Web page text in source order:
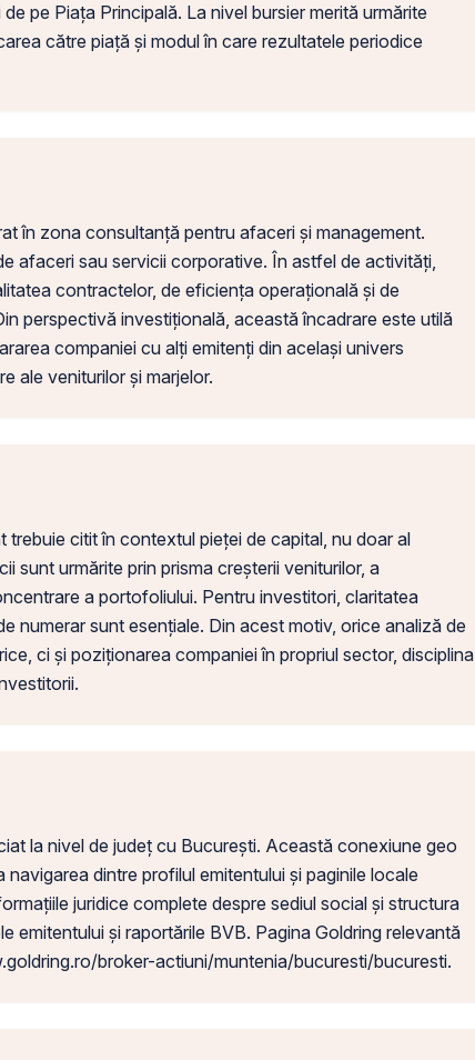
pe Piața Principală. La nivel bursier merită urmărite
către piață și modul în care rezultatele periodice
în zona consultanță pentru afaceri și management.
afaceri sau servicii corporative. În astfel de activități,
contractelor, de eficiența operațională și de
perspectivă investițională, această încadrare este utilă
companiei cu alți emitenți din același univers
ale veniturilor și marjelor.
citit în contextul pieței de capital, nu doar al
sunt urmărite prin prisma creșterii veniturilor, a
a portofoliului. Pentru investitori, claritatea
numerar sunt esențiale. Din acest motiv, orice analiză de
ci și poziționarea companiei în propriul sector, disciplina
la nivel de județ cu București. Această conexiune geo
dintre profilul emitentului și paginile locale
juridice complete despre sediul social și structura
emitentului și raportările BVB. Pagina Goldring relevantă
broker-actiuni/muntenia/bucuresti/bucuresti.